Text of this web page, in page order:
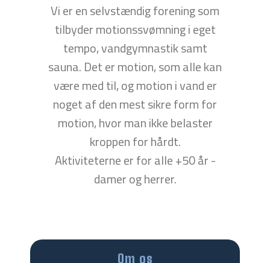
Vi er en selvstændig forening som
tilbyder motionssvømning i eget
tempo, vandgymnastik samt
sauna. Det er motion, som alle kan
være med til, og motion i vand er
noget af den mest sikre form for
motion, hvor man ikke belaster
kroppen for hårdt.
Aktiviteterne er for alle +50 år -
damer og herrer.
Om os